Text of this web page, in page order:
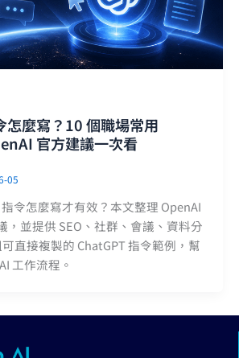
怎麼寫？10 個職場常用
官方建議一次看
05
令怎麼寫才有效？本文整理 OpenAI
，並提供 SEO、社群、會議、資料分
直接複製的 ChatGPT 指令範例，幫
工作流程。